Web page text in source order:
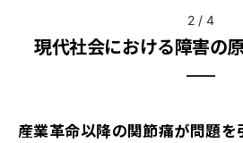
2 / 4
現代社会における障害の
産業革命以降の関節痛が問題を